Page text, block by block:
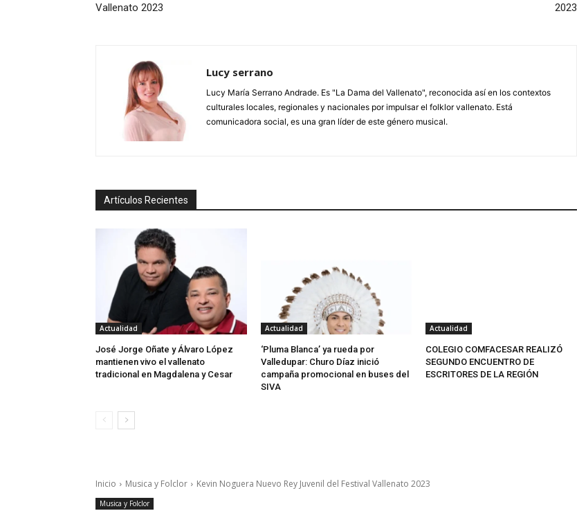
Vallenato 2023
2023
Lucy serrano
Lucy María Serrano Andrade. Es "La Dama del Vallenato", reconocida así en los contextos
culturales locales, regionales y nacionales por impulsar el folklor vallenato. Está
comunicadora social, es una gran líder de este género musical.
Artículos Recientes
Actualidad
José Jorge Oñate y Álvaro López
mantienen vivo el vallenato
tradicional en Magdalena y Cesar
Actualidad
‘Pluma Blanca’ ya rueda por
Valledupar: Churo Díaz inició
campaña promocional en buses del
SIVA
Actualidad
COLEGIO COMFACESAR REALIZÓ
SEGUNDO ENCUENTRO DE
ESCRITORES DE LA REGIÓN